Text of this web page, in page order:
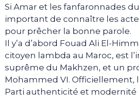
Si Amar et les fanfaronnades du
important de connaître les
pour prêcher la bonne parole.
Il y’a d’abord Fouad Ali El-
citoyen lambda au Maroc, est
suprême du Makhzen, et un
Mohammed VI. Officiellement,
Parti authenticité et modernité